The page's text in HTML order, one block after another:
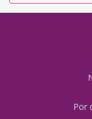
Por